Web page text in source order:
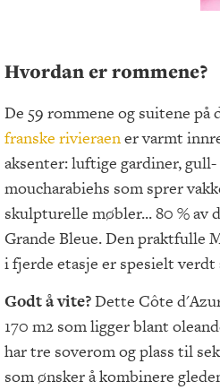
Hvordan er rommene?
De 59 rommene og suitene på
franske rivieraener varmt
aksenter: luftige gardiner,
moucharabiehs som sprer
skulpturelle møbler... 80 % av
Grande Bleue. Den praktfulle
i fjerde etasje er spesielt verdt
Godt å vite?Dette Côte
170 m2 som ligger blant
har tre soverom og plass til
som ønsker å kombinere